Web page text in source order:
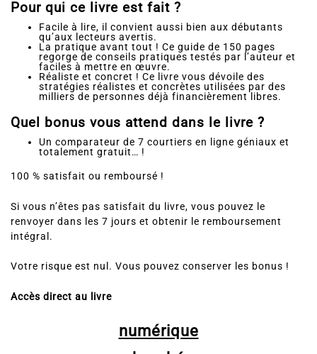
Pour qui ce livre est fait ?
Facile à lire, il convient aussi bien aux débutants
qu’aux lecteurs avertis.
La pratique avant tout ! Ce guide de 150 pages
regorge de conseils pratiques testés par l’auteur et
faciles à mettre en œuvre.
Réaliste et concret ! Ce livre vous dévoile des
stratégies réalistes et concrètes utilisées par des
milliers de personnes déjà financièrement libres.
Quel bonus vous attend dans le livre ?
Un comparateur de 7 courtiers en ligne géniaux et
totalement gratuit… !
Si vous n’êtes pas satisfait du livre, vous pouvez le
renvoyer dans les 7 jours et obtenir le remboursement
numérique